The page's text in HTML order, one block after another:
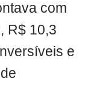
com
R$ 10,3
e